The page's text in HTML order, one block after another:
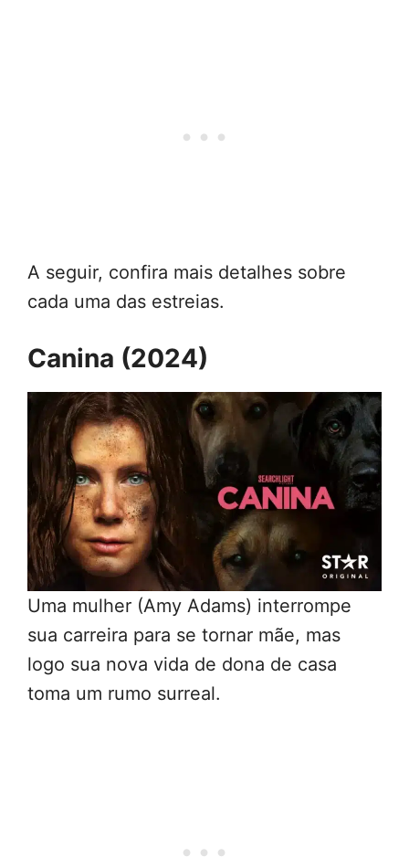
A seguir, confira mais detalhes sobre
cada uma das estreias.
Canina (2024)
Uma mulher (Amy Adams) interrompe
sua carreira para se tornar mãe, mas
logo sua nova vida de dona de casa
toma um rumo surreal.